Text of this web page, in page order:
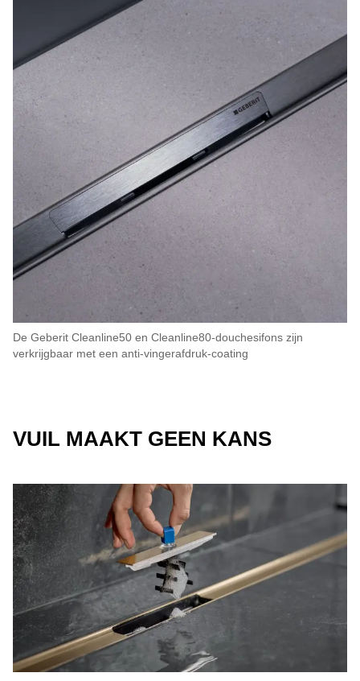
De Geberit Cleanline50 en Cleanline80-douchesifons zijn
verkrijgbaar met een anti-vingerafdruk-coating
VUIL MAAKT GEEN KANS